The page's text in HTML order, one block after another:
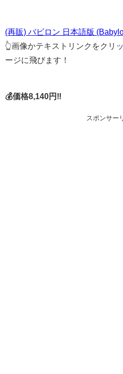
(再販) バビロン 日本語版
👆画像かテキストリンクをクリ
ージに飛びます！
💰価格8,140円‼
スポンサー